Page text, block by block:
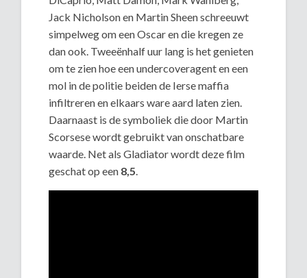
Jack Nicholson en Martin Sheen schreeuwt
simpelweg om een Oscar en die kregen ze
dan ook. Tweeënhalf uur lang is het genieten
om te zien hoe een undercoveragent en een
mol in de politie beiden de Ierse maffia
infiltreren en elkaars ware aard laten zien.
Daarnaast is de symboliek die door Martin
Scorsese wordt gebruikt van onschatbare
waarde. Net als Gladiator wordt deze film
geschat op een 8,5.